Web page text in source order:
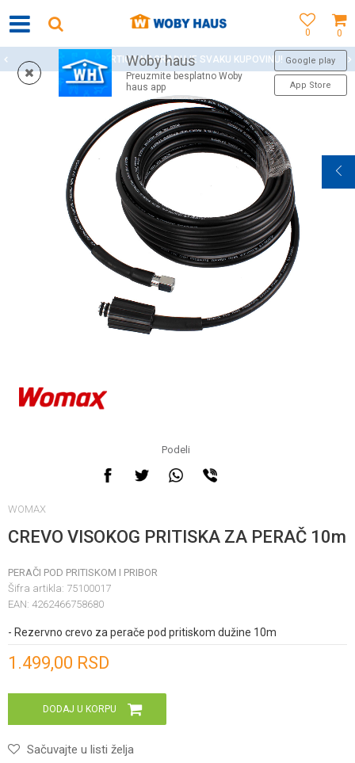
0
0
Woby haus
Preuzmite besplatno Woby
haus app
Google play
App Store
WOBY KARTICA NAGRAĐUJE SVAKU KUPOVINU!
Podeli
WOMAX
CREVO VISOKOG PRITISKA ZA PERAČ 10m
PERAČI POD PRITISKOM I PRIBOR
Šifra artikla: 75100017
EAN: 4262466758680
- Rezervno crevo za perače pod pritiskom dužine 10m
1.499,00 RSD
DODAJ U KORPU
Sačuvajte u listi želja